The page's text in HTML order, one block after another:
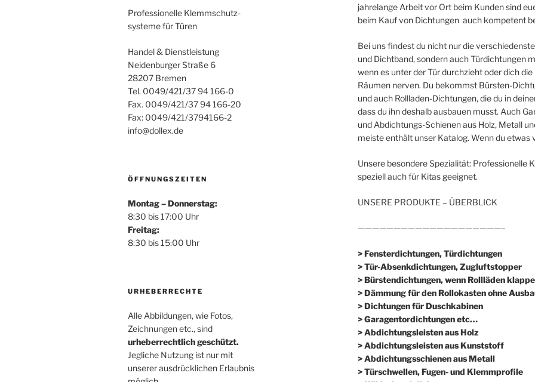
Professionelle Klemmschutz-
systeme für Türen
Handel & Dienstleistung
Neidenburger Straße 6
28207 Bremen
Tel. 0049/421/37 94 166-0
Fax. 0049/421/37 94 166-20
Fax: 0049/421/3794166-2
info@dollex.de
ÖFFNUNGSZEITEN
Montag – Donnerstag:
8:30 bis 17:00 Uhr
Freitag:
8:30 bis 15:00 Uhr
URHEBERRECHTE
Alle Abbildungen, wie Fotos,
Zeichnungen etc., sind
urheberrechtlich geschützt.
Jegliche Nutzung ist nur mit
unserer ausdrücklichen Erlaubnis
jahrelange Arbeit vor Ort beim Kunden sind
beim Kauf von Dichtungen auch kompetent
Bei uns findest du nicht nur die
und Dichtband, sondern auch Türdichtungen
wenn es unter der Tür durchzieht oder dich
Räumen nerven. Du bekommst Bürsten-
und auch Rollladen-Dichtungen, die du in
dass du ihn deshalb ausbauen musst. Auch
und Abdichtungs-Schienen aus Holz, Metall
meiste enthält unser Katalog. Wenn du etwas
Unsere besondere Spezialität: Professionelle
speziell auch für Kitas geeignet.
UNSERE PRODUKTE – ÜBERBLICK
————————————————————–
> Fensterdichtungen, Türdichtungen
> Tür-Absenkdichtungen, Zugluftstopper
> Bürstendichtungen, wenn Rollläden
> Dämmung für den Rollokasten ohne
> Dichtungen für Duschkabinen
> Garagentordichtungen etc…
> Abdichtungsleisten aus Holz
> Abdichtungsleisten aus Kunststoff
> Abdichtungsschienen aus Metall
> Türschwellen, Fugen- und Klemmprofile